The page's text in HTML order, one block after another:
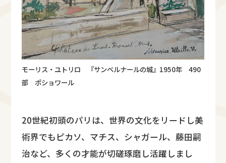
モーリス・ユトリロ 『サンベルナールの城』1950年 490
部 ポショワール
20世紀初頭のパリは、世界の文化をリードし美
術界でもピカソ、マチス、シャガール、藤田嗣
治など、多くの才能が切磋琢磨し活躍しまし